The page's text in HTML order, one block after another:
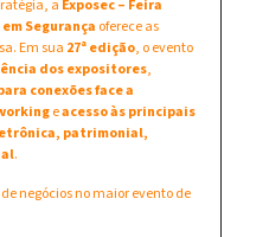
a Exposec – Feira
Segurança oferece as
Em sua 27ª edição, o evento
dos expositores,
conexões face a
eacesso às principais
patrimonial,
.
negócios no maior evento de